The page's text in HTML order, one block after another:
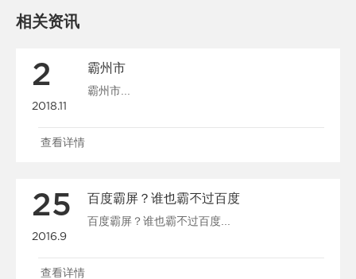
相关资讯
2
2018.11
霸州市
霸州市...
查看详情
25
2016.9
百度霸屏？谁也霸不过百度
百度霸屏？谁也霸不过百度...
查看详情